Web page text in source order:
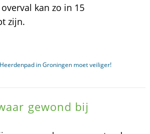
kan zo in 15
zijn.
in Groningen moet veiliger!
gewond bij